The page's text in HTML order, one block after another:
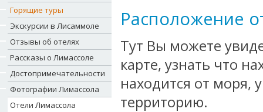
Горящие туры
Экскурсии в Лисаммоле
Отзывы об отелях
Рассказы о Лимассоле
Достопримечательности
Фотографии Лимассола
Отели Лимассола
Расположение
Тут Вы можете
карте, узнать что
находится от моря,
территорию.